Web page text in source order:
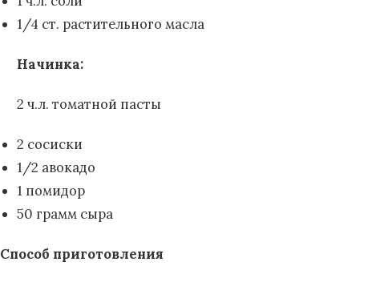
1/4 ст. растительного масла
Начинка:
2 ч.л. томатной пасты
2 сосиски
1/2 авокадо
1 помидор
50 грамм сыра
Способ приготовления